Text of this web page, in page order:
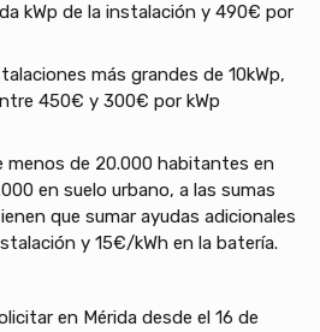
kWp de la instalación y 490€ por
más grandes de 10kWp,
450€ y 300€ por kWp
menos de 20.000 habitantes en
en suelo urbano, a las sumas
que sumar ayudas adicionales
y 15€/kWh en la batería.
en Mérida desde el 16 de